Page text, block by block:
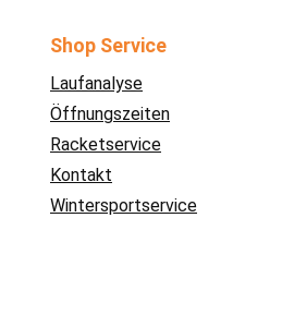
Shop Service
Laufanalyse
Öffnungszeiten
Racketservice
Kontakt
Wintersportservice